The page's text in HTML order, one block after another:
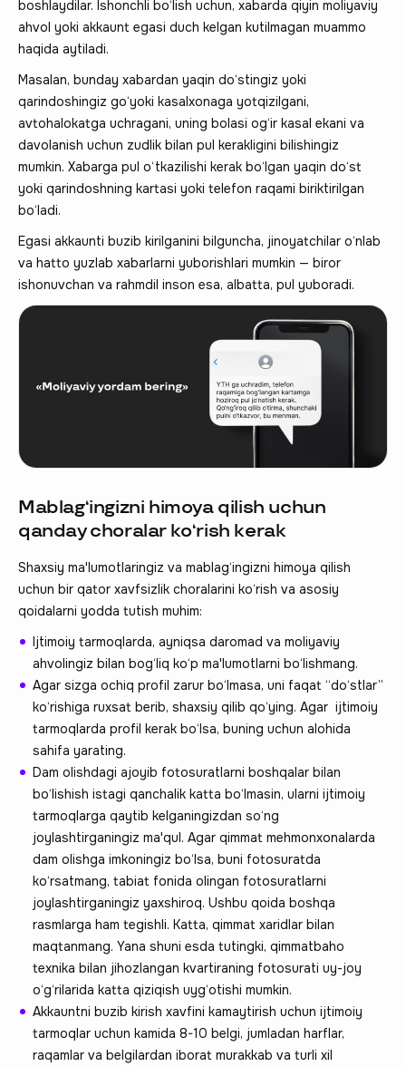
boshlaydilar. Ishonchli bo‘lish uchun, xabarda qiyin moliyaviy
ahvol yoki akkaunt egasi duch kelgan kutilmagan muammo
haqida aytiladi.
Masalan, bunday xabardan yaqin do‘stingiz yoki
qarindoshingiz go‘yoki kasalxonaga yotqizilgani,
avtohalokatga uchragani, uning bolasi og‘ir kasal ekani va
davolanish uchun zudlik bilan pul kerakligini bilishingiz
mumkin. Xabarga pul o‘tkazilishi kerak bo‘lgan yaqin do‘st
yoki qarindoshning kartasi yoki telefon raqami biriktirilgan
bo‘ladi.
Egasi akkaunti buzib kirilganini bilguncha, jinoyatchilar o‘nlab
va hatto yuzlab xabarlarni yuborishlari mumkin — biror
ishonuvchan va rahmdil inson esa, albatta, pul yuboradi.
Mablag‘ingizni himoya qilish uchun
qanday choralar ko‘rish kerak
Shaxsiy ma'lumotlaringiz va mablag‘ingizni himoya qilish
uchun bir qator xavfsizlik choralarini ko‘rish va asosiy
qoidalarni yodda tutish muhim:
Ijtimoiy tarmoqlarda, ayniqsa daromad va moliyaviy
ahvolingiz bilan bog‘liq ko‘p ma'lumotlarni bo‘lishmang.
Agar sizga ochiq profil zarur bo‘lmasa, uni faqat “do‘stlar”
ko‘rishiga ruxsat berib, shaxsiy qilib qo‘ying. Agar ijtimoiy
tarmoqlarda profil kerak bo‘lsa, buning uchun alohida
sahifa yarating.
Dam olishdagi ajoyib fotosuratlarni boshqalar bilan
bo‘lishish istagi qanchalik katta bo‘lmasin, ularni ijtimoiy
tarmoqlarga qaytib kelganingizdan so‘ng
joylashtirganingiz ma'qul. Agar qimmat mehmonxonalarda
dam olishga imkoningiz bo‘lsa, buni fotosuratda
ko‘rsatmang, tabiat fonida olingan fotosuratlarni
joylashtirganingiz yaxshiroq. Ushbu qoida boshqa
rasmlarga ham tegishli. Katta, qimmat xaridlar bilan
maqtanmang. Yana shuni esda tutingki, qimmatbaho
texnika bilan jihozlangan kvartiraning fotosurati uy-joy
o‘g‘rilarida katta qiziqish uyg‘otishi mumkin.
Akkauntni buzib kirish xavfini kamaytirish uchun ijtimoiy
tarmoqlar uchun kamida 8-10 belgi, jumladan harflar,
raqamlar va belgilardan iborat murakkab va turli xil